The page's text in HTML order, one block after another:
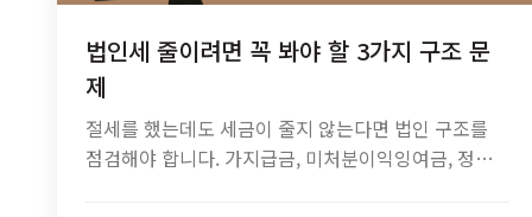
법인세 줄이려면 꼭 봐야 할 3가지 구조 문
제
절세를 했는데도 세금이 줄지 않는다면 법인 구조를
점검해야 합니다. 가지급금, 미처분이익잉여금, 정관